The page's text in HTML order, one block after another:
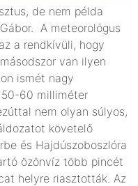
de nem példa
A meteorológus
a rendkívüli, hogy
van ilyen
ismét nagy
60 milliméter
nem olyan súlyos,
követelő
és Hajdúszoboszlóra
özönvíz több pincét
helyre riasztották. Az